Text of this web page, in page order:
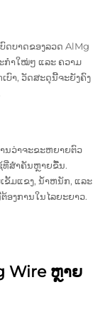
ດບາດຂອງລວດ AlMg
ກໍາໃໝ່ໆ ແລະ ຄວາມ
ບົາ, ວັດສະດຸນີ້ຈະຍັງຄົງ
ນວ່າຈະຂະຫຍາຍຕົວ
ທີ່ສໍາຄັນຫຼາຍຂື້ນ.
ຂັ້ມແຂງ, ນ້ໍາຫນັກ, ແລະ
ອງການໃນໄລຍະຍາວ.
Wire ຫຼາຍ